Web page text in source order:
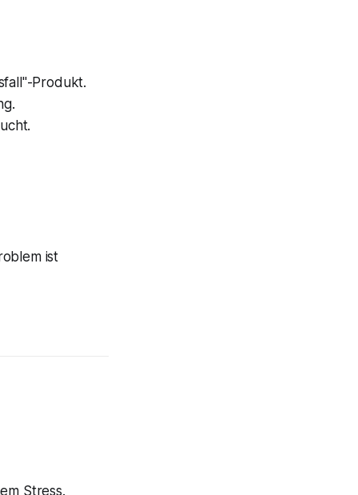
Produkt.
ist
Stress.